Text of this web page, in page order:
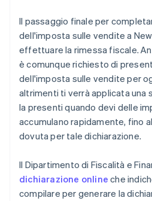
Il passaggio finale per
dell'imposta sulle vendite a
effettuare la rimessa fiscale.
è comunque richiesto di
dell'imposta sulle vendite per
altrimenti ti verrà applicata una
la presenti quando devi delle
accumulano rapidamente, fino
dovuta per tale dichiarazione.
Il Dipartimento di Fiscalità e
dichiarazione online che
compilare per generare la